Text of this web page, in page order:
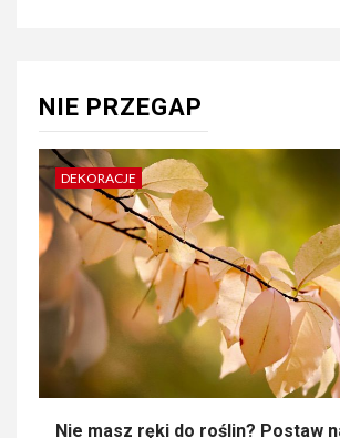
NIE PRZEGAP
DEKORACJE
Nie masz ręki do roślin? Postaw